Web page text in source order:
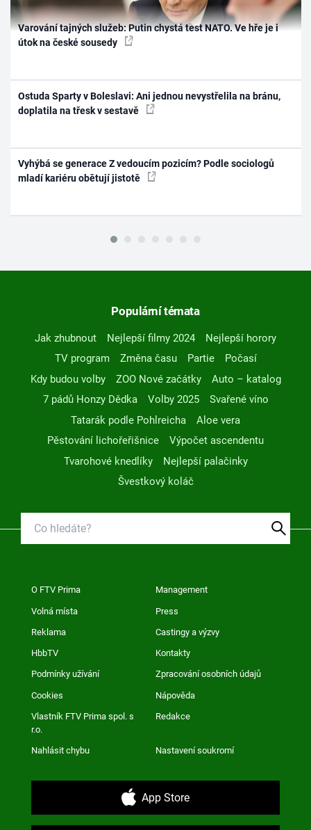
Varování tajných služeb: Putin chystá test NATO. Ve hře je i
útok na české sousedy
Ostuda Sparty v Boleslavi: Ani jednou nevystřelila na bránu,
doplatila na třesk v sestavě
Vyhýbá se generace Z vedoucím pozicím? Podle sociologů
mladí kariéru obětují jistotě
Populární témata
Jak zhubnout Nejlepší filmy 2024
Nejlepší horory
TV program
Změna času Partie
Počasí
Kdy budou volby
ZOO Nové začátky
Auto – katalog
7 pádů Honzy Dědka
Volby 2025
Svařené víno
Tatarák podle Pohlreicha
Aloe vera
Pěstování lichořeřišnice
Výpočet ascendentu
Tvarohové knedlíky
Nejlepší palačinky
Švestkový koláč
O FTV Prima Management
Volná místa Press
Reklama Castingy a výzvy
HbbTV Kontakty
Podmínky užívání Zpracování osobních údajů
Cookies Nápověda
Vlastník FTV Prima spol. s
r.o.
Redakce
Nahlásit chybu Nastavení soukromí
App Store